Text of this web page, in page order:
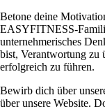
Betone deine
EASYFITNESS-
unternehmerisches
bist, Verantwortung zu
erfolgreich zu führen.
Bewirb dich über
über unsere Website.